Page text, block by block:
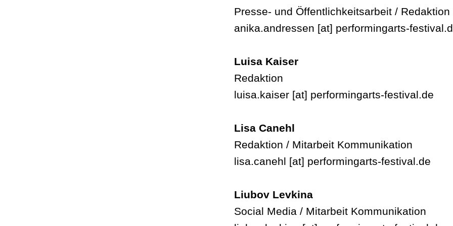
Presse- und Öffentlichkeitsarbeit / Redaktion
anika.andressen [at] performingarts-
Luisa Kaiser
Redaktion
luisa.kaiser [at] performingarts-festival.de
Lisa Canehl
Redaktion / Mitarbeit Kommunikation
lisa.canehl [at] performingarts-festival.de
Liubov Levkina
Social Media / Mitarbeit Kommunikation